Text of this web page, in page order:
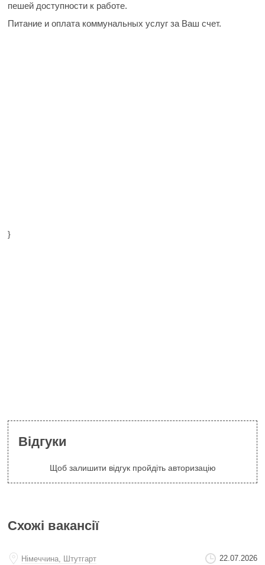
пешей доступности к работе.
Питание и оплата коммунальных услуг за Ваш счет.
}
Відгуки
Щоб залишити відгук пройдіть авторизацію
Схожі вакансії
Нiмеччина, Штутгарт 22.07.2026